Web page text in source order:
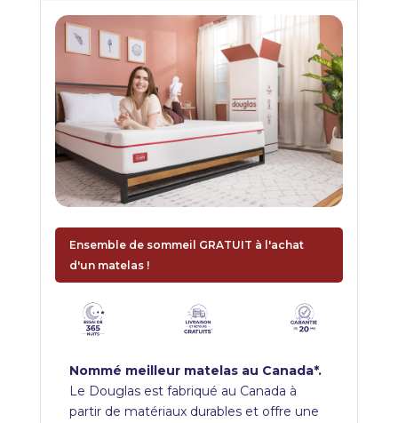
Ensemble de sommeil GRATUIT à l'achat
d'un matelas !
Nommé meilleur matelas au Canada*.
Le Douglas est fabriqué au Canada à
partir de matériaux durables et offre une